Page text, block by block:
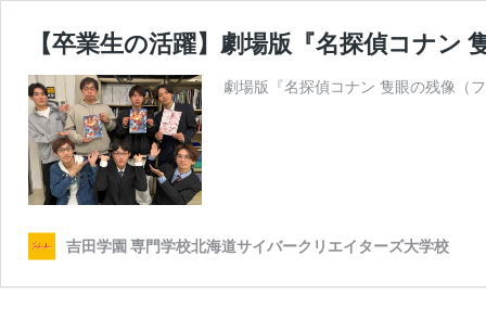
【卒業生の活躍】劇場版『名探偵コナン
劇場版『名探偵コナン 隻眼の残像（
吉田学園 専門学校北海道サイバークリエイターズ大学校